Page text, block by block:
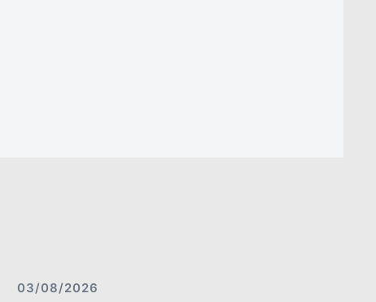
03/08/2026